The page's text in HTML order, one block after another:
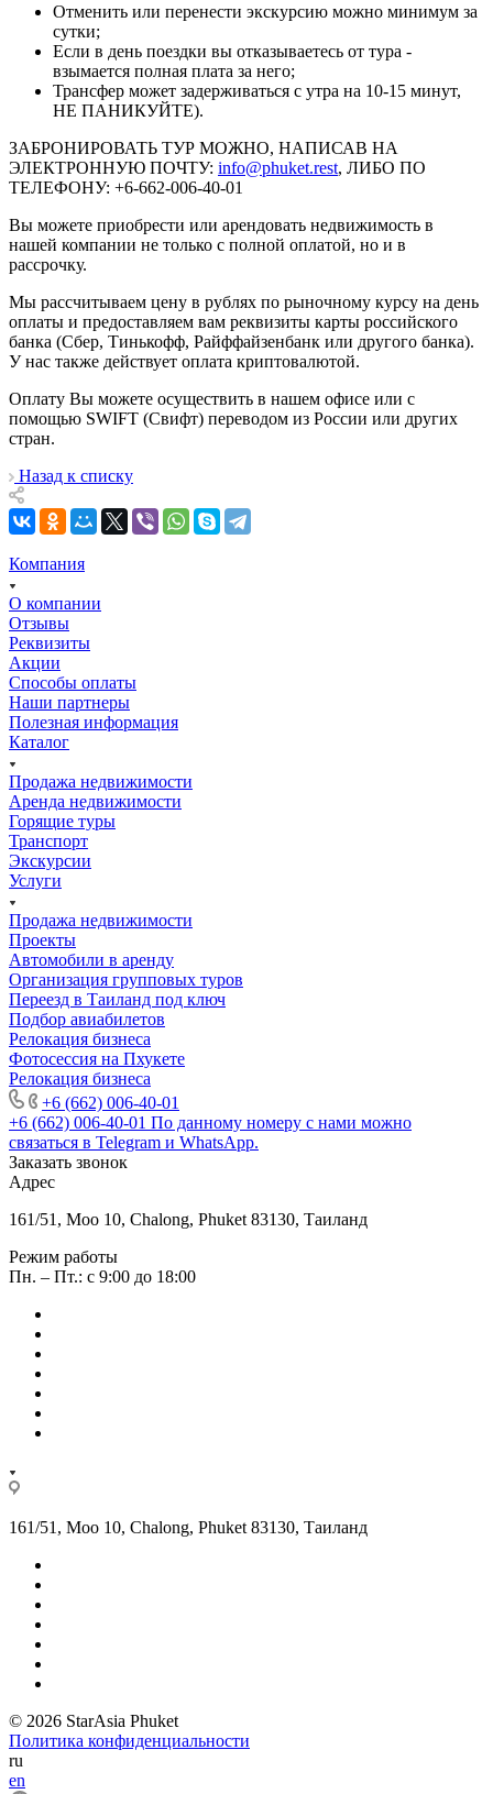
Отменить или перенести экскурсию можно минимум за
сутки;
Если в день поездки вы отказываетесь от тура -
взымается полная плата за него;
Трансфер может задерживаться с утра на 10-15 минут,
НЕ ПАНИКУЙТЕ).
ЗАБРОНИРОВАТЬ ТУР МОЖНО, НАПИСАВ НА
ЭЛЕКТРОННУЮ ПОЧТУ: info@phuket.rest, ЛИБО ПО
ТЕЛЕФОНУ: +6-662-006-40-01
Вы можете приобрести или арендовать недвижимость в
нашей компании не только с полной оплатой, но и в
рассрочку.
Мы рассчитываем цену в рублях по рыночному курсу на день
оплаты и предоставляем вам реквизиты карты российского
банка (Сбер, Тинькофф, Райффайзенбанк или другого банка).
У нас также действует оплата криптовалютой.
Оплату Вы можете осуществить в нашем офисе или с
помощью SWIFT (Свифт) переводом из России или других
стран.
Назад к списку
Компания
О компании
Отзывы
Реквизиты
Акции
Способы оплаты
Наши партнеры
Полезная информация
Каталог
Продажа недвижимости
Аренда недвижимости
Горящие туры
Транспорт
Экскурсии
Услуги
Продажа недвижимости
Проекты
Автомобили в аренду
Организация групповых туров
Переезд в Таиланд под ключ
Подбор авиабилетов
Релокация бизнеса
Фотоcессия на Пхукете
Релокация бизнеса
+6 (662) 006-40-01
+6 (662) 006-40-01 По данному номеру с нами можно
связаться в Telegram и WhatsApp.
Заказать звонок
Адрес
161/51, Moo 10, Chalong, Phuket 83130, Таиланд
Режим работы
Пн. – Пт.: с 9:00 до 18:00
161/51, Moo 10, Chalong, Phuket 83130, Таиланд
© 2026 StarAsia Phuket
Политика конфиденциальности
ru
en